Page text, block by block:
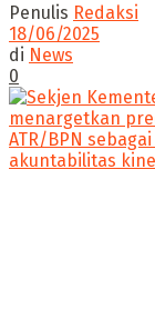
Penulis Redaksi
18/06/2025
di News
0